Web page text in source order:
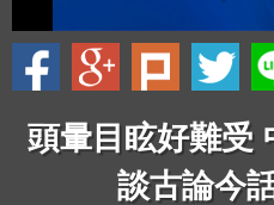
頭暈目眩好難受
談古論今